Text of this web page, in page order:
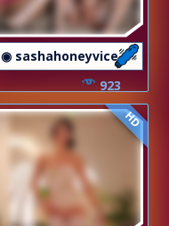
◉ sashahoneyvice
923
HD